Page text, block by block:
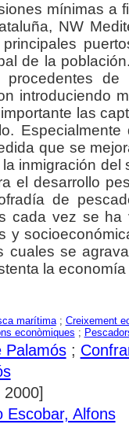
mínimas a
NW
de la
procedentes
introduciendo
las
que se
inmigración
el desarrollo
de
cada vez se
y
cuales se
la
marítima; Creixement
econòmiques ;
Palamós;
2000]
Escobar, Alfons